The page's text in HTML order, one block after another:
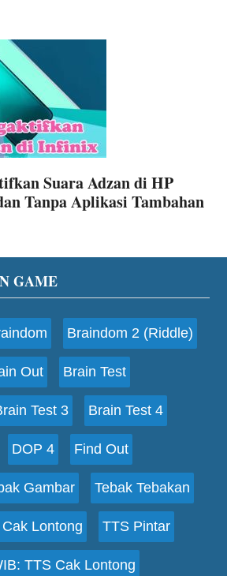
Suara Adzan di HP
Tanpa Aplikasi Tambahan
GAME
Braindom 2 (Riddle)
Out Brain Test
Test 3 Brain Test 4
DOP 4 Find Out
Gambar Tebak Tebakan
Lontong TTS Pintar
TTS Cak Lontong